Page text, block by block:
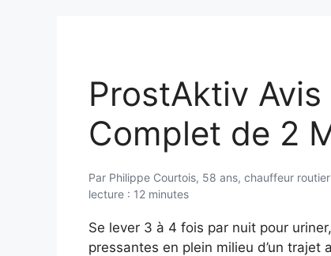
ProstAktiv
Complet de 2
Par Philippe Courtois, 58 ans, chauffeur
lecture : 12 minutes
Se lever 3 à 4 fois par nuit pour
pressantes en plein milieu d’un